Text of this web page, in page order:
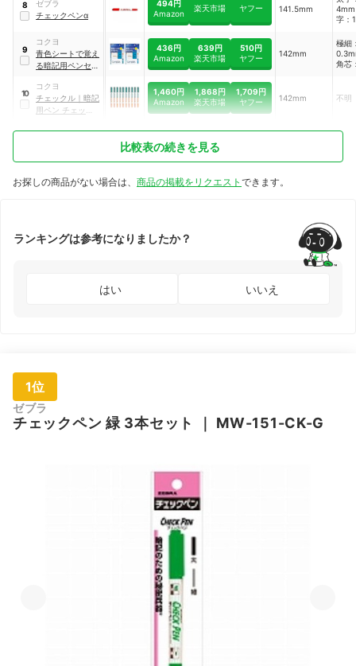
8
ゼブラ
チェックペンα
494円
Amazon
楽天市場 ヤフー 141.5mm
字：
9
コクヨ
青色シートで覚え
る暗記用ペンセッ
436円
Amazon
639円
楽天市場
510円
ヤフー
142mm
極細
角芯
10
コクヨ
チェックル ｜ 暗記
用ペン チェックル
1,460円
Amazon
1,868円
楽天市場
1,709円
ヤフー
142mm 不明
比較表の続きを見る
お探しの商品がない場合は、 商品の掲載をリクエスト できます。
ランキングは参考になりましたか？
はい いいえ
1位
ゼブラ
チェックペン 緑 3本セット MW-151-CK-G